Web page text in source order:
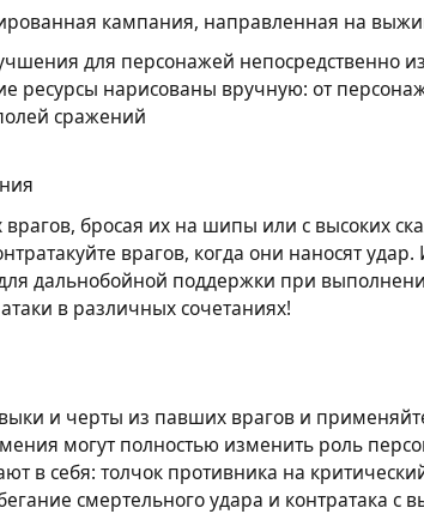
кампания, направленная на
для персонажей непосредственно
ресурсы нарисованы вручную: от
сражений
врагов, бросая их на шипы или с высоких
врагов, когда они наносят удар.
дальнобойной поддержки при
в различных сочетаниях!
и черты из павших врагов и
могут полностью изменить роль
в себя: толчок противника на
смертельного удара и контратака с